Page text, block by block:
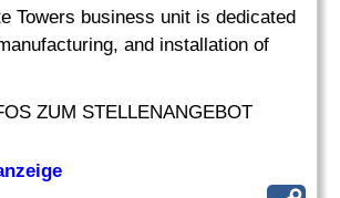
Towers business unit is dedicated
and installation of
ZUM STELLENANGEBOT